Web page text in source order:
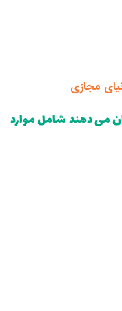
مجازی
می دهند شامل موارد